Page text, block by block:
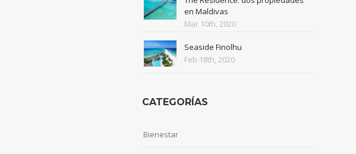
en Maldivas
Mar 10th, 2020
Seaside Finolhu
Feb 18th, 2020
CATEGORÍAS
Bienestar